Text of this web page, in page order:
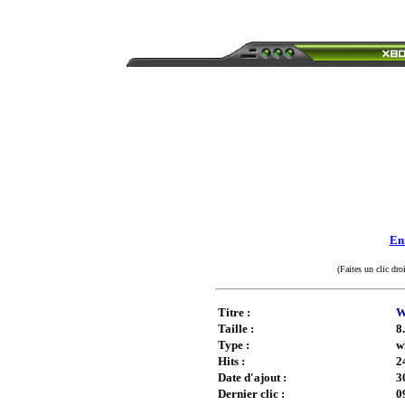
(Faites un clic
Titre :
Taille :
Type :
Hits :
Date d'ajout :
Dernier clic :